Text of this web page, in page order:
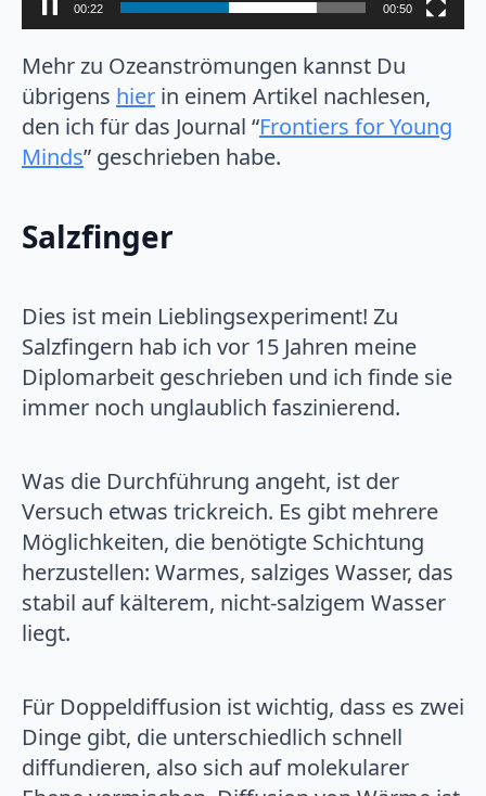
00:23 00:50
Mehr zu Ozeanströmungen kannst Du
übrigens hier in einem Artikel nachlesen,
den ich für das Journal “Frontiers for Young
Minds” geschrieben habe.
Salzfinger
Dies ist mein Lieblingsexperiment! Zu
Salzfingern hab ich vor 15 Jahren meine
Diplomarbeit geschrieben und ich finde sie
immer noch unglaublich faszinierend.
Was die Durchführung angeht, ist der
Versuch etwas trickreich. Es gibt mehrere
Möglichkeiten, die benötigte Schichtung
herzustellen: Warmes, salziges Wasser, das
stabil auf kälterem, nicht-salzigem Wasser
liegt.
Für Doppeldiffusion ist wichtig, dass es zwei
Dinge gibt, die unterschiedlich schnell
diffundieren, also sich auf molekularer